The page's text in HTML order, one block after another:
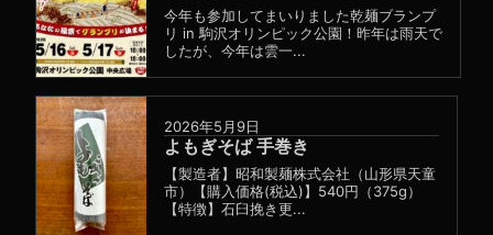
今年も参加してまいりました乾麺ブランプ
リ in 駒沢オリンピック公園！昨年は雨天で
したが、今年は雲一...
2026年5月9日
よもぎそば 手巻き
【製造者】昭和製麺株式会社（山形県天童
市）【購入価格(税込)】540円（375g）
【特徴】石臼挽き更...